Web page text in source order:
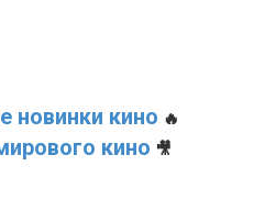
кино 🔥
кино 🎥